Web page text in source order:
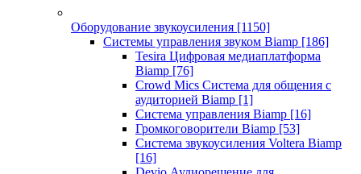
Оборудование звукоусиления [1150]
Системы управления звуком Biamp [186]
Tesira Цифровая медиаплатформа
Biamp [76]
Crowd Mics Система для общения с
аудиторией Biamp [1]
Система управления Biamp [16]
Громкоговорители Biamp [53]
Система звукоусиления Voltera Biamp
[16]